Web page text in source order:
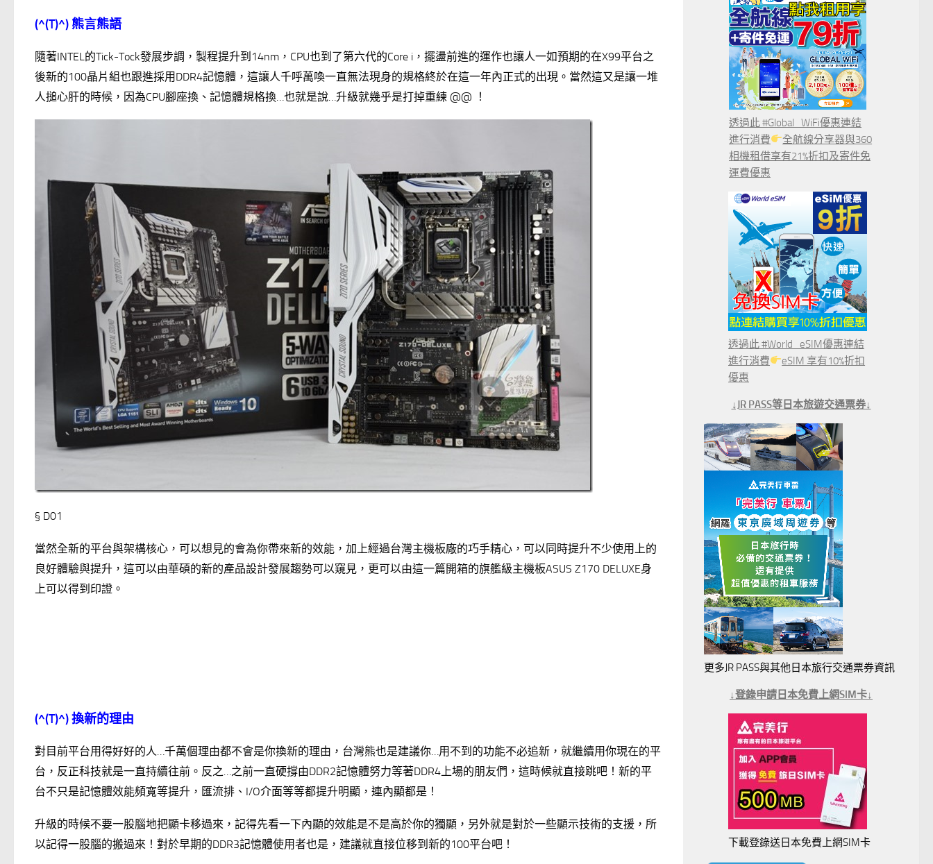
(^(T)^)熊言熊語
隨著INTEL的Tick-Tock發展步調，製程提升到14nm，CPU也到了第六代的Core i，擺盪前進的運作也讓人一如預期的在X99平台之
後新的100晶片組也跟進採用DDR4記憶體，這讓人千呼萬喚一直無法現身的規格終於在這一年內正式的出現。當然這又是讓一堆
人搥心肝的時候，因為CPU腳座換、記憶體規格換…也就是說…升級就幾乎是打掉重練 @@ ！
§ D01
當然全新的平台與架構核心，可以想見的會為你帶來新的效能，加上經過台灣主機板廠的巧手精心，可以同時提升不少使用上的
良好體驗與提升，這可以由華碩的新的產品設計發展趨勢可以窺見，更可以由這一篇開箱的旗艦級主機板ASUS Z170 DELUXE身
上可以得到印證。
(^(T)^)換新的理由
對目前平台用得好好的人…千萬個理由都不會是你換新的理由，台灣熊也是建議你…用不到的功能不必追新，就繼續用你現在的平
台，反正科技就是一直持續往前。反之…之前一直硬撐由DDR2記憶體努力等著DDR4上場的朋友們，這時候就直接跳吧！新的平
台不只是記憶體效能頻寬等提升，匯流排、I/O介面等等都提升明顯，連內顯都是！
升級的時候不要一股腦地把顯卡移過來，記得先看一下內顯的效能是不是高於你的獨顯，另外就是對於一些顯示技術的支援，所
以記得一股腦的搬過來！對於早期的DDR3記憶體使用者也是，建議就直接位移到新的100平台吧！
透過此 #Global_WiFi優惠連結
進行消費
全航線分享器與360
相機租借享有21%折扣及寄件免
運費優惠
透過此 #World_eSIM優惠連結
進行消費
eSIM 享有10%折扣
優惠
↓JR PASS等日本旅遊交通票券↓
更多JR PASS與其他日本旅行交通票券資訊
↓登錄申請日本免費上網SIM卡↓
下載登錄送日本免費上網SIM卡